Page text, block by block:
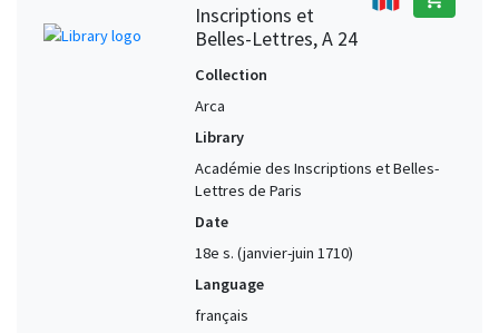
Inscriptions et
Belles-Lettres, A 24
Collection
Arca
Library
Académie des Inscriptions et Belles-
Lettres de Paris
Date
18e s. (janvier-juin 1710)
Language
français